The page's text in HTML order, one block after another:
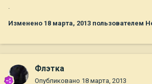
.
Изменено 18 марта, 2013 пользователем
Флэтка
Опубликовано 18 марта, 2013